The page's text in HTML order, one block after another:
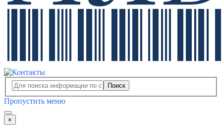
Поиск
Пропустить меню
×